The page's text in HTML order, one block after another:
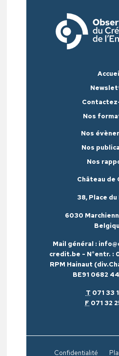
Nos
Nos
Nos
Nos
Château de
38, Place
6030
Mail général :
credit.be - N°entr. :
RPM Hainaut
BE91 0682
T 071 33
F 071 32
Confidentialité